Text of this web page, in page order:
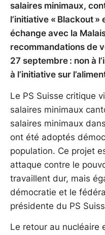
salaires minimaux,
l’initiative « Blackout
échange avec la
recommandations de
27 septembre : non à
à l’initiative sur
Le PS Suisse critique
salaires minimaux
salaires minimaux
ont été adoptés
population. Ce projet
attaque contre le
travaillent dur, mais
démocratie et le
présidente du PS
Le retour au nucléaire